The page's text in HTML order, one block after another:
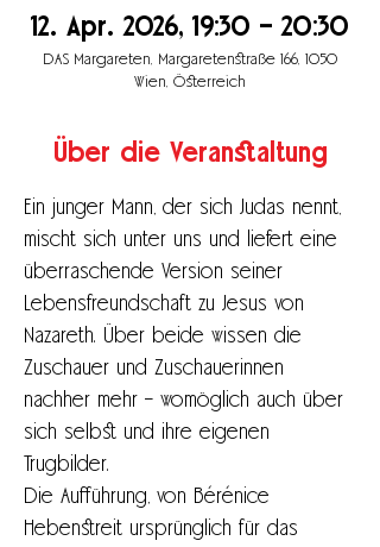
12. Apr. 2026, 19:30 – 20:30
DAS Margareten, Margaretenstraße 166, 1050
Wien, Österreich
Über die Veranstaltung
Ein junger Mann, der sich Judas nennt,
mischt sich unter uns und liefert eine
überraschende Version seiner
Lebensfreundschaft zu Jesus von
Nazareth. Über beide wissen die
Zuschauer und Zuschauerinnen
nachher mehr – womöglich auch über
sich selbst und ihre eigenen
Trugbilder.
Die Aufführung, von Bérénice
Hebenstreit ursprünglich für das